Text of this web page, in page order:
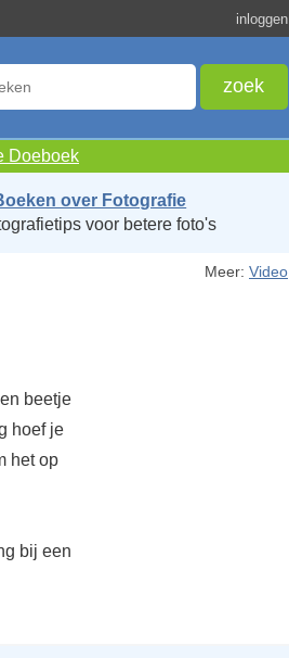
inloggen
Doeboek
over Fotografie
voor betere foto's
Meer: Video
beetje
hoef je
het op
bij een